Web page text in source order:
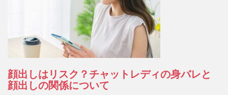
顔出しはリスク？チャットレディの身バレと
顔出しの関係について